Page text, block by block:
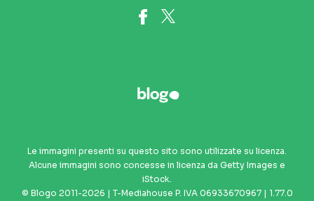
Le immagini presenti su questo sito sono utilizzate su licenza.
Alcune immagini sono concesse in licenza da Getty Images e
iStock.
© Blogo 2011-2026 | T-Mediahouse P. IVA 06933670967 | 1.77.0